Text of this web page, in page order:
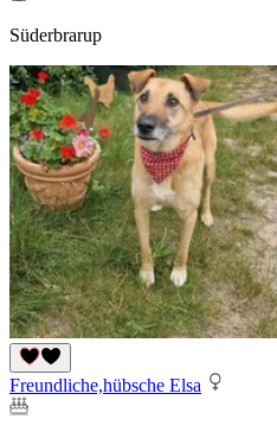
Süderbrarup
Freundliche,hübsche Elsa